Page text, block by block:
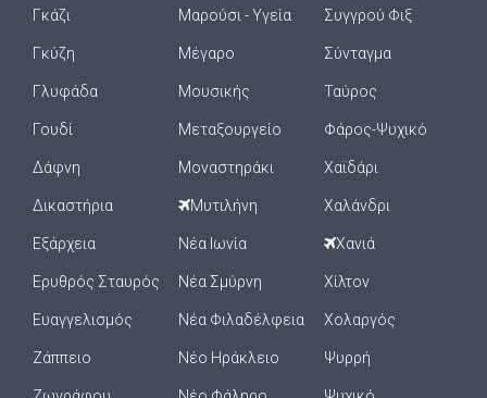
Γκάζι
Γκύζη
Γλυφάδα
Γουδί
Δάφνη
Δικαστήρια
Εξάρχεια
Ερυθρός Σταυρός
Ευαγγελισμός
Ζάππειο
Μαρούσι - Υγεία
Μέγαρο
Μουσικής
Μεταξουργείο
Μοναστηράκι
Μυτιλήνη
Νέα Ιωνία
Νέα Σμύρνη
Νέα Φιλαδέλφεια
Νέο Ηράκλειο
Συγγρού Φιξ
Σύνταγμα
Ταύρος
Φάρος-Ψυχικό
Χαϊδάρι
Χαλάνδρι
Χανιά
Χίλτον
Χολαργός
Ψυρρή